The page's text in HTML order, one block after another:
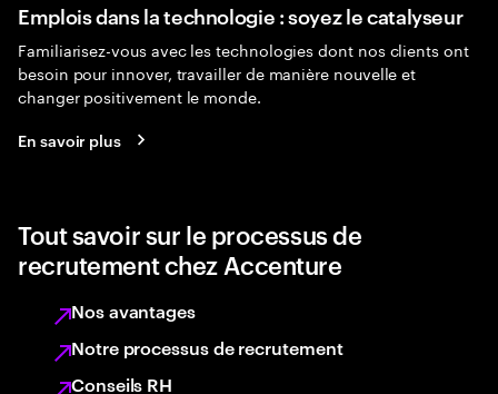
Emplois dans la technologie : soyez le catalyseur
Familiarisez-vous avec les technologies dont nos clients ont
besoin pour innover, travailler de manière nouvelle et
changer positivement le monde.
En savoir plus
Tout savoir sur le processus de
recrutement chez Accenture
Nos avantages
Notre processus de recrutement
Conseils RH